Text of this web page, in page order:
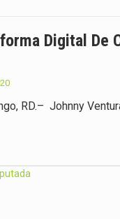
Digital De
RD.– Johnny